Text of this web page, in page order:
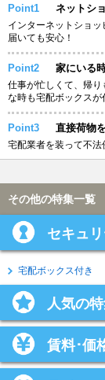
Point1 ネットシ
インターネットショ
届いても安心！
Point2 家にいる
仕事が忙しくて、帰
な時も宅配ボックスが
Point3 直接荷物
宅配業者を装って不法
その他の特集一覧
セキュ
宅配ボックス付き
人気の
賃料･価